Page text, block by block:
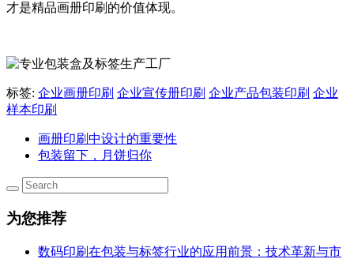
才是精品画册印刷的价值体现。
标签: 企业画册印刷 企业宣传册印刷 企业产品包装印刷 企业
样本印刷
画册印刷中设计的重要性
包装留下，月饼归你
为您推荐
数码印刷在包装与标签行业的应用前景：技术革新与市